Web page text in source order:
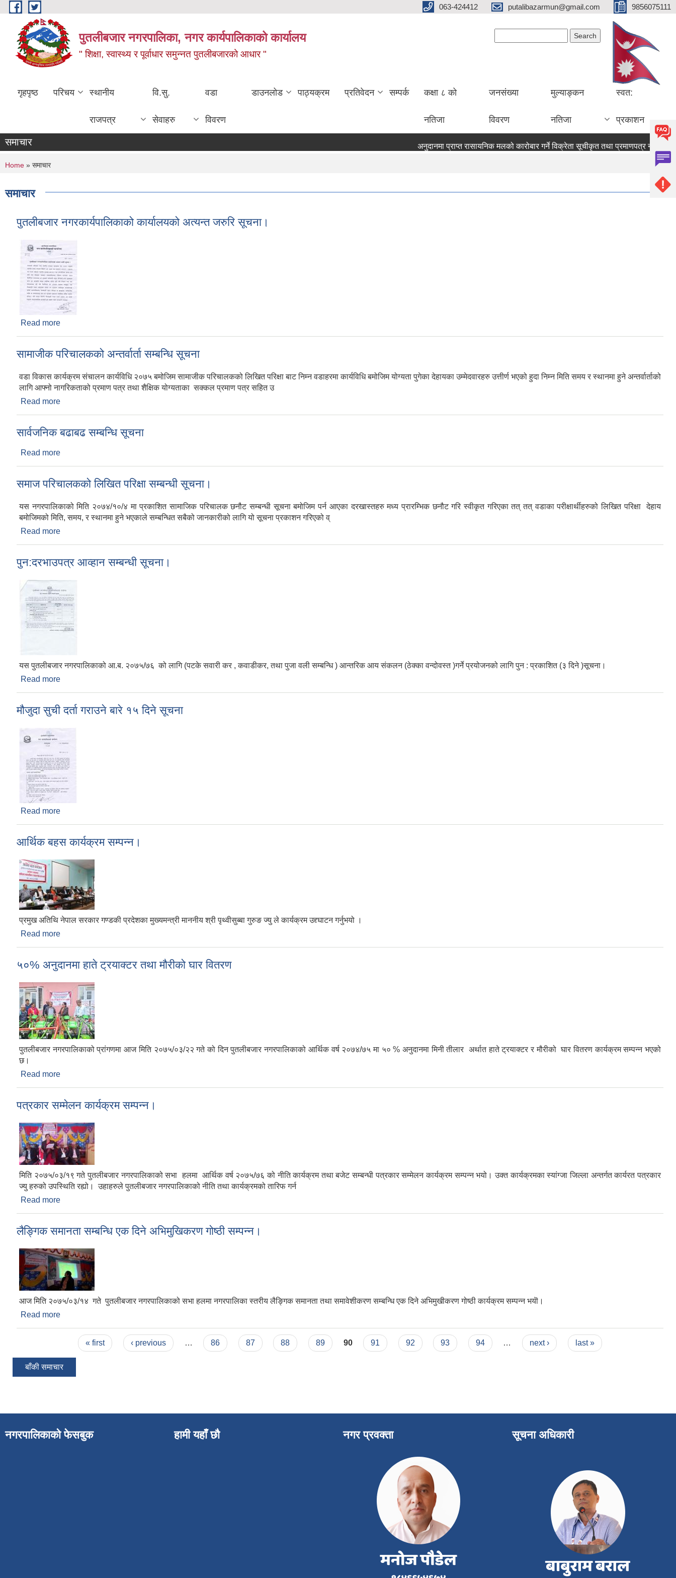
Skip to main content 063-424412 putalibazarmun@gmail.com 9856075111
पुतलीबजार नगरपालिका, नगर कार्यपालिकाको कार्यालय
" शिक्षा, स्वास्थ्य र पूर्वाधार समुन्नत पुतलीबजारको आधार "
गृहपृष्ठ परिचय स्थानीय
राजपत्र
वि.सु.
सेवाहरु
वडा
विवरण
डाउनलोड पाठ्यक्रम प्रतिवेदन सम्पर्क कक्षा ८ को
नतिजा
जनसंख्या
विवरण
मुल्याङ्कन
नतिजा
स्वत:
प्रकाशन
समाचार अनुदानमा प्राप्त रासायनिक मलको कारोबार गर्ने विक्रेता सूचीकृत तथा प्रमाणपत्र नवीकरण
You are here
Home » समाचार
समाचार
पुतलीबजार नगरकार्यपालिकाको कार्यालयको अत्यन्त जरुरि सूचना।
Read more
सामाजीक परिचालकको अन्तर्वार्ता सम्बन्धि सूचना
वडा विकास कार्यक्रम संचालन कार्यविधि २०७५ बमोजिम सामाजीक परिचालकको लिखित परिक्षा बाट निम्न वडाहरमा कार्यविधि बमोजिम योग्यता पुगेका देहायका उम्मेदवारहरु उत्तीर्ण भएको हुदा निम्न मिति समय र स्थानमा हुने अन्तर्वार्ताको
लागि आफ्नो नागरिकताको प्रमाण पत्र तथा शैक्षिक योग्यताका सक्कल प्रमाण पत्र सहित उ
Read more
सार्वजनिक बढाबढ सम्बन्धि सूचना
Read more
समाज परिचालकको लिखित परिक्षा सम्बन्धी सूचना।
यस नगरपालिकाको मिति २०७४/१०/४ मा प्रकाशित सामाजिक परिचालक छनौट सम्बन्धी सूचना बमोजिम पर्न आएका दरखास्तहरु मध्य प्रारम्भिक छनौट गरि स्वीकृत गरिएका तत् तत् वडाका परीक्षार्थीहरुको लिखित परिक्षा देहाय
बमोजिमको मिति, समय, र स्थानमा हुने भएकाले सम्बन्धित सबैको जानकारीको लागि यो सूचना प्रकाशन गरिएको व्
Read more
पुन:दरभाउपत्र आव्हान सम्बन्धी सूचना।
यस पुतलीबजार नगरपालिकाको आ.ब. २०७५/७६ को लागि (पटके सवारी कर , कवाडीकर, तथा पुजा वली सम्बन्धि ) आन्तरिक आय संकलन (ठेक्का वन्दोवस्त )गर्ने प्रयोजनको लागि पुन : प्रकाशित (३ दिने )सूचना।
Read more
मौजुदा सुची दर्ता गराउने बारे १५ दिने सूचना
Read more
आर्थिक बहस कार्यक्रम सम्पन्न।
प्रमुख अतिथि नेपाल सरकार गण्डकी प्रदेशका मुख्यमन्त्री माननीय श्री पृथ्वीसुब्बा गुरुङ ज्यु ले कार्यक्रम उद्द्घाटन गर्नुभयो ।
Read more
५०% अनुदानमा हाते ट्रयाक्टर तथा मौरीको घार वितरण
पुतलीबजार नगरपालिकाको प्रांगणमा आज मिति २०७५/०३/२२ गते को दिन पुतलीबजार नगरपालिकाको आर्थिक वर्ष २०७४/७५ मा ५० % अनुदानमा मिनी तीलार अर्थात हाते ट्रयाक्टर र मौरीको घार वितरण कार्यक्रम सम्पन्न भएको
छ।
Read more
पत्रकार सम्मेलन कार्यक्रम सम्पन्न।
मिति २०७५/०३/१९ गते पुतलीबजार नगरपालिकाको सभा हलमा आर्थिक वर्ष २०७५/७६ को नीति कार्यक्रम तथा बजेट सम्बन्धी पत्रकार सम्मेलन कार्यक्रम सम्पन्न भयो। उक्त कार्यक्रमका स्यांग्जा जिल्ला अन्तर्गत कार्यरत पत्रकार
ज्यु हरुको उपस्थिति रह्यो। उहाहरुले पुतलीबजार नगरपालिकाको नीति तथा कार्यक्रमको तारिफ गर्न
Read more
लैङ्गिक समानता सम्बन्धि एक दिने अभिमुखिकरण गोष्ठी सम्पन्न।
आज मिति २०७५/०३/१४ गते पुतलीबजार नगरपालिकाको सभा हलमा नगरपालिका स्तरीय लैङ्गिक समानता तथा समावेशीकरण सम्बन्धि एक दिने अभिमुखीकरण गोष्ठी कार्यक्रम सम्पन्न भयॊ।
Read more
« first ‹ previous … 86 87 88 89 90 91 92 93 94 … next › last »
बाँकी समाचार
नगरपालिकाको फेसबुक हामी यहाँ छौ नगर प्रवक्ता सूचना अधिकारी